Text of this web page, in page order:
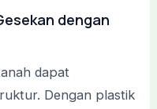
dengan
dapat
Dengan plastik